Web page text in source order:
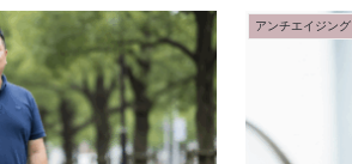
アンチエイジング